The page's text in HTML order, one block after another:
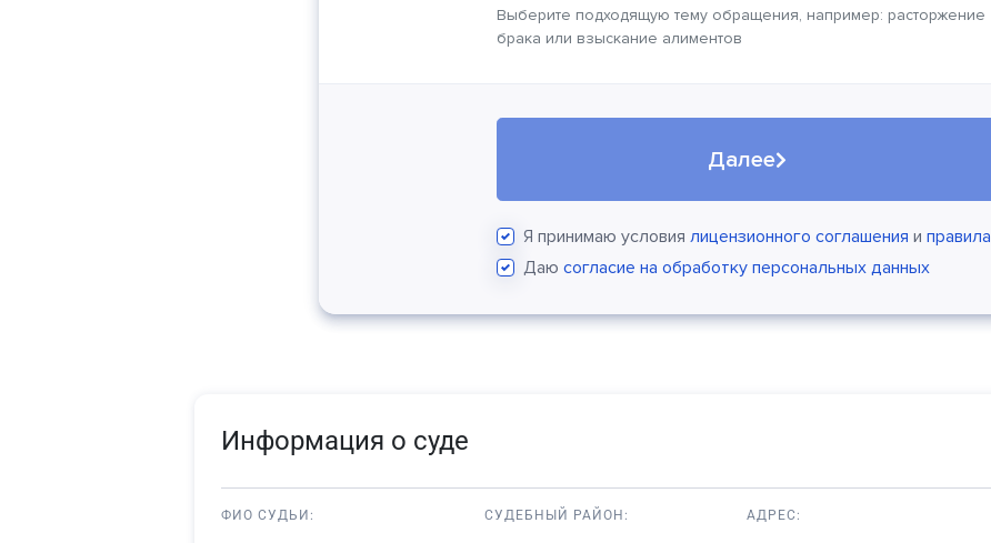
Выберите подходящую тему обращения, например: расторжение
брака или взыскание алиментов
Далее
Я принимаю условия лицензионного соглашения и правила
Даю согласие на обработку персональных данных
Информация о суде
ФИО СУДЬИ: СУДЕБНЫЙ РАЙОН: АДРЕС: